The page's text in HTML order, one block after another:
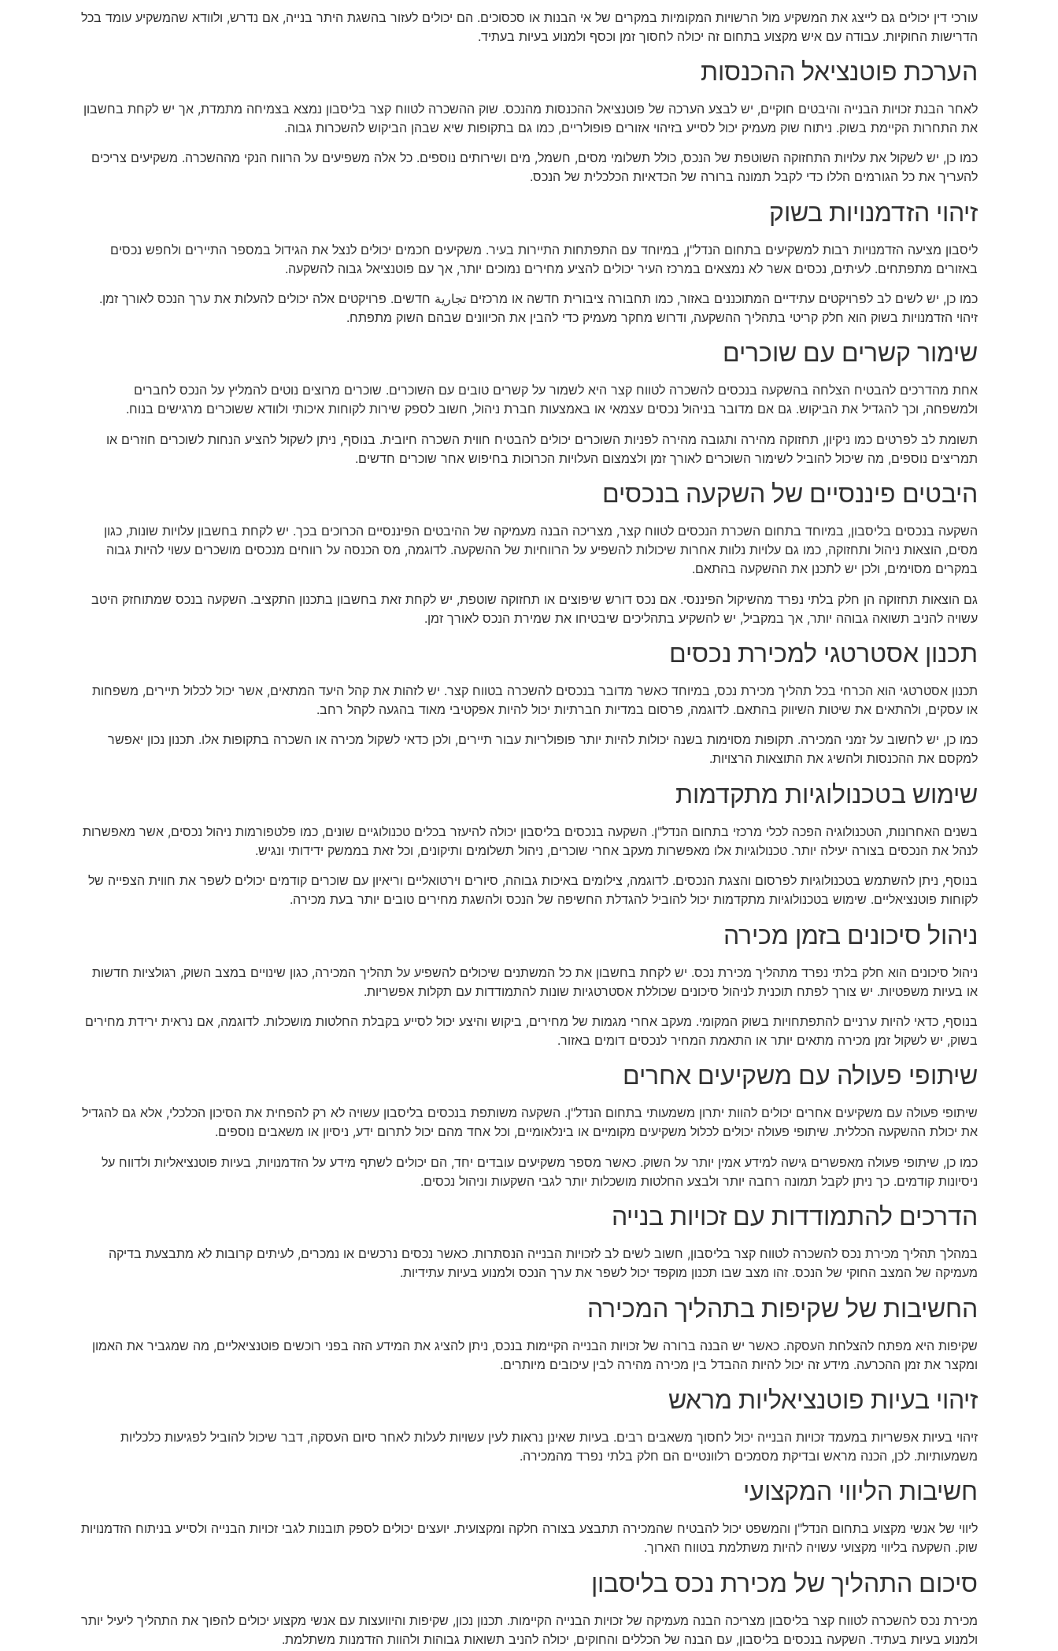
עורכי דין יכולים גם לייצג את המשקיע מול הרשויות המקומיות במקרים של אי הבנות או סכסוכים. הם יכולים לעזור בהשגת היתר בנייה, אם נדרש, ולוודא שהמשקיע עומד בכל
הדרישות החוקיות. עבודה עם איש מקצוע בתחום זה יכולה לחסוך זמן וכסף ולמנוע בעיות בעתיד.
הערכת פוטנציאל ההכנסות
לאחר הבנת זכויות הבנייה והיבטים חוקיים, יש לבצע הערכה של פוטנציאל ההכנסות מהנכס. שוק ההשכרה לטווח קצר בליסבון נמצא בצמיחה מתמדת, אך יש לקחת בחשבון
את התחרות הקיימת בשוק. ניתוח שוק מעמיק יכול לסייע בזיהוי אזורים פופולריים, כמו גם בתקופות שיא שבהן הביקוש להשכרות גבוה.
כמו כן, יש לשקול את עלויות התחזוקה השוטפת של הנכס, כולל תשלומי מסים, חשמל, מים ושירותים נוספים. כל אלה משפיעים על הרווח הנקי מההשכרה. משקיעים צריכים
להעריך את כל הגורמים הללו כדי לקבל תמונה ברורה של הכדאיות הכלכלית של הנכס.
זיהוי הזדמנויות בשוק
ליסבון מציעה הזדמנויות רבות למשקיעים בתחום הנדל"ן, במיוחד עם התפתחות התיירות בעיר. משקיעים חכמים יכולים לנצל את הגידול במספר התיירים ולחפש נכסים
באזורים מתפתחים. לעיתים, נכסים אשר לא נמצאים במרכז העיר יכולים להציע מחירים נמוכים יותר, אך עם פוטנציאל גבוה להשקעה.
כמו כן, יש לשים לב לפרויקטים עתידיים המתוכננים באזור, כמו תחבורה ציבורית חדשה או מרכזים تجارية חדשים. פרויקטים אלה יכולים להעלות את ערך הנכס לאורך זמן.
זיהוי הזדמנויות בשוק הוא חלק קריטי בתהליך ההשקעה, ודרוש מחקר מעמיק כדי להבין את הכיוונים שבהם השוק מתפתח.
שימור קשרים עם שוכרים
אחת מהדרכים להבטיח הצלחה בהשקעה בנכסים להשכרה לטווח קצר היא לשמור על קשרים טובים עם השוכרים. שוכרים מרוצים נוטים להמליץ על הנכס לחברים
ולמשפחה, וכך להגדיל את הביקוש. גם אם מדובר בניהול נכסים עצמאי או באמצעות חברת ניהול, חשוב לספק שירות לקוחות איכותי ולוודא ששוכרים מרגישים בנוח.
תשומת לב לפרטים כמו ניקיון, תחזוקה מהירה ותגובה מהירה לפניות השוכרים יכולים להבטיח חווית השכרה חיובית. בנוסף, ניתן לשקול להציע הנחות לשוכרים חוזרים או
תמריצים נוספים, מה שיכול להוביל לשימור השוכרים לאורך זמן ולצמצום העלויות הכרוכות בחיפוש אחר שוכרים חדשים.
היבטים פיננסיים של השקעה בנכסים
השקעה בנכסים בליסבון, במיוחד בתחום השכרת הנכסים לטווח קצר, מצריכה הבנה מעמיקה של ההיבטים הפיננסיים הכרוכים בכך. יש לקחת בחשבון עלויות שונות, כגון
מסים, הוצאות ניהול ותחזוקה, כמו גם עלויות נלוות אחרות שיכולות להשפיע על הרווחיות של ההשקעה. לדוגמה, מס הכנסה על רווחים מנכסים מושכרים עשוי להיות גבוה
במקרים מסוימים, ולכן יש לתכנן את ההשקעה בהתאם.
גם הוצאות תחזוקה הן חלק בלתי נפרד מהשיקול הפיננסי. אם נכס דורש שיפוצים או תחזוקה שוטפת, יש לקחת זאת בחשבון בתכנון התקציב. השקעה בנכס שמתוחזק היטב
עשויה להניב תשואה גבוהה יותר, אך במקביל, יש להשקיע בתהליכים שיבטיחו את שמירת הנכס לאורך זמן.
תכנון אסטרטגי למכירת נכסים
תכנון אסטרטגי הוא הכרחי בכל תהליך מכירת נכס, במיוחד כאשר מדובר בנכסים להשכרה בטווח קצר. יש לזהות את קהל היעד המתאים, אשר יכול לכלול תיירים, משפחות
או עסקים, ולהתאים את שיטות השיווק בהתאם. לדוגמה, פרסום במדיות חברתיות יכול להיות אפקטיבי מאוד בהגעה לקהל רחב.
כמו כן, יש לחשוב על זמני המכירה. תקופות מסוימות בשנה יכולות להיות יותר פופולריות עבור תיירים, ולכן כדאי לשקול מכירה או השכרה בתקופות אלו. תכנון נכון יאפשר
למקסם את ההכנסות ולהשיג את התוצאות הרצויות.
שימוש בטכנולוגיות מתקדמות
בשנים האחרונות, הטכנולוגיה הפכה לכלי מרכזי בתחום הנדל"ן. השקעה בנכסים בליסבון יכולה להיעזר בכלים טכנולוגיים שונים, כמו פלטפורמות ניהול נכסים, אשר מאפשרות
לנהל את הנכסים בצורה יעילה יותר. טכנולוגיות אלו מאפשרות מעקב אחרי שוכרים, ניהול תשלומים ותיקונים, וכל זאת בממשק ידידותי ונגיש.
בנוסף, ניתן להשתמש בטכנולוגיות לפרסום והצגת הנכסים. לדוגמה, צילומים באיכות גבוהה, סיורים וירטואליים וריאיון עם שוכרים קודמים יכולים לשפר את חווית הצפייה של
לקוחות פוטנציאליים. שימוש בטכנולוגיות מתקדמות יכול להוביל להגדלת החשיפה של הנכס ולהשגת מחירים טובים יותר בעת מכירה.
ניהול סיכונים בזמן מכירה
ניהול סיכונים הוא חלק בלתי נפרד מתהליך מכירת נכס. יש לקחת בחשבון את כל המשתנים שיכולים להשפיע על תהליך המכירה, כגון שינויים במצב השוק, רגולציות חדשות
או בעיות משפטיות. יש צורך לפתח תוכנית לניהול סיכונים שכוללת אסטרטגיות שונות להתמודדות עם תקלות אפשריות.
בנוסף, כדאי להיות ערניים להתפתחויות בשוק המקומי. מעקב אחרי מגמות של מחירים, ביקוש והיצע יכול לסייע בקבלת החלטות מושכלות. לדוגמה, אם נראית ירידת מחירים
בשוק, יש לשקול זמן מכירה מתאים יותר או התאמת המחיר לנכסים דומים באזור.
שיתופי פעולה עם משקיעים אחרים
שיתופי פעולה עם משקיעים אחרים יכולים להוות יתרון משמעותי בתחום הנדל"ן. השקעה משותפת בנכסים בליסבון עשויה לא רק להפחית את הסיכון הכלכלי, אלא גם להגדיל
את יכולת ההשקעה הכללית. שיתופי פעולה יכולים לכלול משקיעים מקומיים או בינלאומיים, וכל אחד מהם יכול לתרום ידע, ניסיון או משאבים נוספים.
כמו כן, שיתופי פעולה מאפשרים גישה למידע אמין יותר על השוק. כאשר מספר משקיעים עובדים יחד, הם יכולים לשתף מידע על הזדמנויות, בעיות פוטנציאליות ולדווח על
ניסיונות קודמים. כך ניתן לקבל תמונה רחבה יותר ולבצע החלטות מושכלות יותר לגבי השקעות וניהול נכסים.
הדרכים להתמודדות עם זכויות בנייה
במהלך תהליך מכירת נכס להשכרה לטווח קצר בליסבון, חשוב לשים לב לזכויות הבנייה הנסתרות. כאשר נכסים נרכשים או נמכרים, לעיתים קרובות לא מתבצעת בדיקה
מעמיקה של המצב החוקי של הנכס. זהו מצב שבו תכנון מוקפד יכול לשפר את ערך הנכס ולמנוע בעיות עתידיות.
החשיבות של שקיפות בתהליך המכירה
שקיפות היא מפתח להצלחת העסקה. כאשר יש הבנה ברורה של זכויות הבנייה הקיימות בנכס, ניתן להציג את המידע הזה בפני רוכשים פוטנציאליים, מה שמגביר את האמון
ומקצר את זמן ההכרעה. מידע זה יכול להיות ההבדל בין מכירה מהירה לבין עיכובים מיותרים.
זיהוי בעיות פוטנציאליות מראש
זיהוי בעיות אפשריות במעמד זכויות הבנייה יכול לחסוך משאבים רבים. בעיות שאינן נראות לעין עשויות לעלות לאחר סיום העסקה, דבר שיכול להוביל לפגיעות כלכליות
משמעותיות. לכן, הכנה מראש ובדיקת מסמכים רלוונטיים הם חלק בלתי נפרד מהמכירה.
חשיבות הליווי המקצועי
ליווי של אנשי מקצוע בתחום הנדל"ן והמשפט יכול להבטיח שהמכירה תתבצע בצורה חלקה ומקצועית. יועצים יכולים לספק תובנות לגבי זכויות הבנייה ולסייע בניתוח הזדמנויות
שוק. השקעה בליווי מקצועי עשויה להיות משתלמת בטווח הארוך.
סיכום התהליך של מכירת נכס בליסבון
מכירת נכס להשכרה לטווח קצר בליסבון מצריכה הבנה מעמיקה של זכויות הבנייה הקיימות. תכנון נכון, שקיפות והיוועצות עם אנשי מקצוע יכולים להפוך את התהליך ליעיל יותר
ולמנוע בעיות בעתיד. השקעה בנכסים בליסבון, עם הבנה של הכללים והחוקים, יכולה להניב תשואות גבוהות ולהוות הזדמנות משתלמת.